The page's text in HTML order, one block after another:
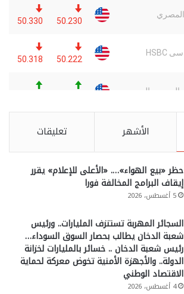
الأشهر تعليقات
حظر «بيع الهواء»…. «الأعلى للإعلام» يقرر
إيقاف البرامج المخالفة فورا
5 أغسطس، 2026
السجائر المهربة تستنزف المليارات.. ورئيس
شعبة الدخان يطالب بحصار السوق السوداء…
رئيس شعبة الدخان .. خسائر بالمليارات لخزانة
الدولة.. والأجهزة الأمنية تخوض معركة لحماية
الاقتصاد الوطني
4 أغسطس، 2026